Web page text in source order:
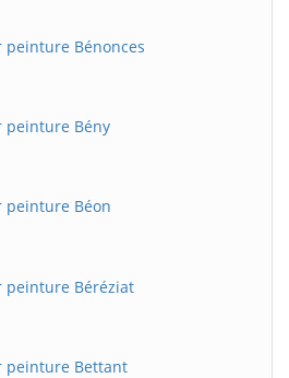
Bénonces
peinture Bény
peinture Béon
peinture Béréziat
peinture Bettant